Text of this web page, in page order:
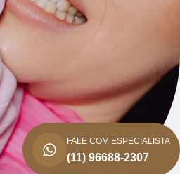
FALE COM ESPECIALISTA
(11) 96688-2307